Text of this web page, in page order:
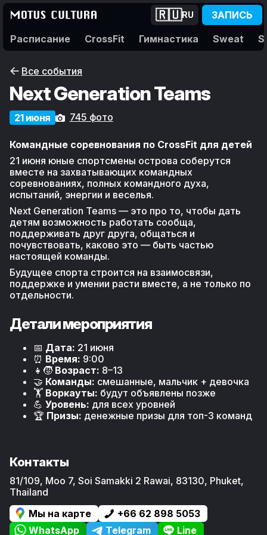
Расписание CrossFit Гимнастика Sweat
🇷🇺RU ЗАПИСЬ
Все события
Next Generation Teams
21 июня 745 фото
Командные соревнования по CrossFit для детей
21 июня юные спортсмены острова соберутся
вместе на захватывающих командных
соревнованиях, полных командного духа,
испытаний, энергии и веселья.
Next Generation Teams — это про то, чтобы дать
детям возможность работать сообща,
поддерживать друг друга, общаться и
почувствовать, каково это — быть частью
настоящей команды.
Будущее спорта строится на взаимосвязи,
поддержке и умении расти вместе, а не только по
отдельности.
Детали мероприятия
📅 Дата: 21 июня
⏰ Время: 9:00
👧🧒 Возраст: 8–13
🤝 Команды: смешанные, мальчик + девочка
🏋️ Воркауты: будут объявлены позже
💪 Уровень: для всех уровней
🏆 Призы: денежные призы для топ-3 команд
Контакты
81/109, Moo 7, Soi Samakki 2 Rawai, 83130, Phuket,
Thailand
Мы на карте
+66 62 898 5053
WhatsApp
Telegram Line